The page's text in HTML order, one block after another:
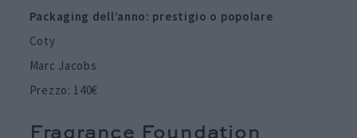
Packaging dell’anno: prestigio o popolare
Coty
Marc Jacobs
Prezzo: 140€